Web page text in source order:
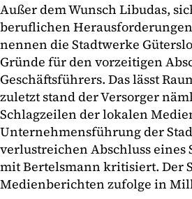
Außer dem Wunsch Libudas,
beruflichen
nennen die Stadtwerke
Gründe für den vorzeitigen
Geschäftsführers. Das lässt
zuletzt stand der Versorger
Schlagzeilen der lokalen
Unternehmensführung der
verlustreichen Abschluss
mit Bertelsmann kritisiert. Der
Medienberichten zufolge in